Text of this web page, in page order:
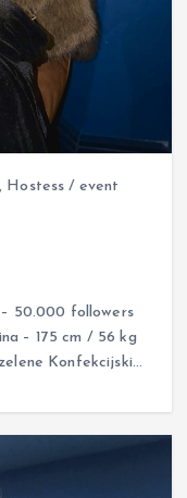
Hostess / event
50.000 followers
– 175 cm / 56 kg
Konfekcijski…